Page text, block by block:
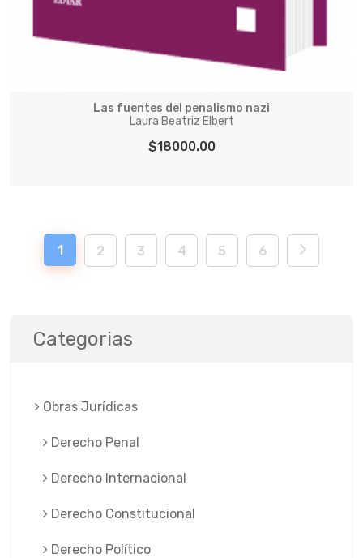
Las fuentes del penalismo nazi
Laura Beatriz Elbert
$18000.00
1 2 3 4 5 6
Categorias
Obras Jurí­dicas
Derecho Penal
Derecho Internacional
Derecho Constitucional
Derecho Político